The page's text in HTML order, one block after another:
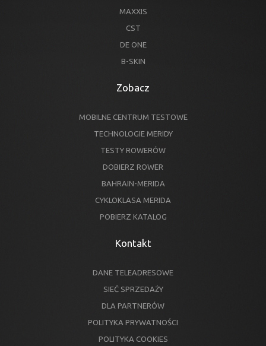
MAXXIS
CST
DE ONE
B-SKIN
Zobacz
MOBILNE CENTRUM TESTOWE
TECHNOLOGIE MERIDY
TESTY ROWERÓW
DOBIERZ ROWER
BAHRAIN-MERIDA
CYKLOKLASA MERIDA
POBIERZ KATALOG
Kontakt
DANE TELEADRESOWE
SIEĆ SPRZEDAŻY
DLA PARTNERÓW
POLITYKA PRYWATNOŚCI
POLITYKA COOKIES